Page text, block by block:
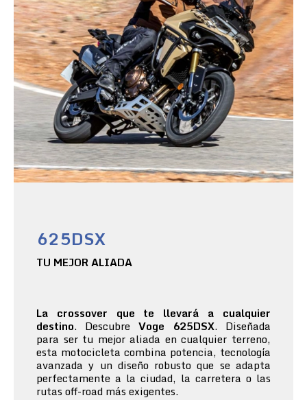
625DSX
TU MEJOR ALIADA
La crossover que te llevará a cualquier
destino. Descubre Voge 625DSX. Diseñada
para ser tu mejor aliada en cualquier terreno,
esta motocicleta combina potencia, tecnología
avanzada y un diseño robusto que se adapta
perfectamente a la ciudad, la carretera o las
rutas off-road más exigentes.